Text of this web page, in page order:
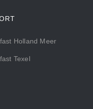
Holland Meer
Texel